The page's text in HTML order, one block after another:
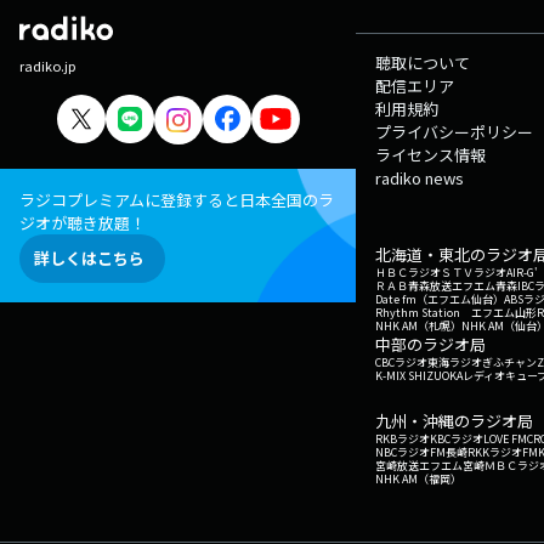
radiko.jp
ラジコプレミアムに登録すると日本全国のラ
ジオが聴き放題！
詳しくはこちら
聴取について
配信エリア
利用規約
プライバシーポリシー
ライセンス情報
radiko news
北海道・東北のラジオ
ＨＢＣラジオＳＴＶラジオAIR-G'
ＲＡＢ青森放送エフエム青森IBC
Date fm（エフエム仙台） ABSラ
Rhythm Station エフエム山形
NHK AM（札幌） NHK AM（仙台
中部のラジオ局
CBCラジオ東海ラジオぎふチャン
K-MIX SHIZUOKAレディオキュー
九州・沖縄のラジオ局
RKBラジオKBCラジオLOVE FM
NBCラジオFM長崎RKKラジオ
宮崎放送エフエム宮崎ＭＢＣラジ
NHK AM（福岡）